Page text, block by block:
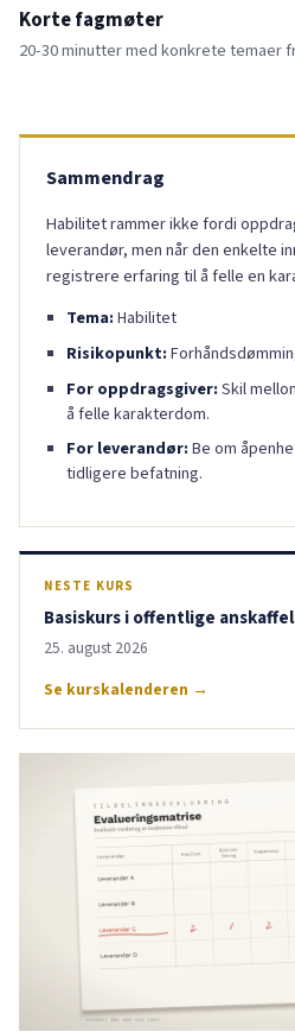
Korte fagmøter
20-30 minutter med konkrete temaer
Sammendrag
Habilitet rammer ikke fordi
leverandør, men når den enkelte
registrere erfaring til å felle en
Tema: Habilitet
Risikopunkt:
For oppdragsgiver: Skil
å felle karakterdom.
For leverandør: Be om
tidligere befatning.
NESTE KURS
Basiskurs i offentlige
25. august 2026
Se kurskalenderen →